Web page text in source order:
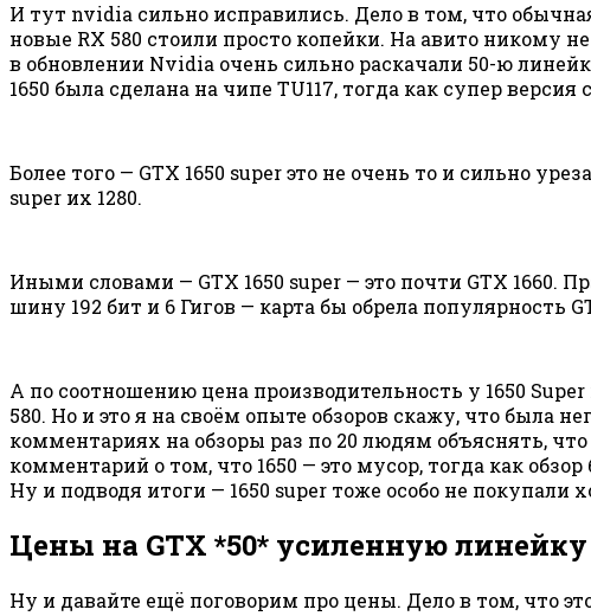
И тут nvidia сильно исправились. Дело в том, что
новые RX 580 стоили просто копейки. На авито никому
в обновлении Nvidia очень сильно раскачали 50-ю
1650 была сделана на чипе TU117, тогда как супер
Более того — GTX 1650 super это не очень то и сильно
super их 1280.
Иными словами — GTX 1650 super — это почти GTX 1660.
шину 192 бит и 6 Гигов — карта бы обрела популярность
А по соотношению цена производительность у 1650
580. Но и это я на своём опыте обзоров скажу, что была
комментариях на обзоры раз по 20 людям объяснять, что
комментарий о том, что 1650 — это мусор, тогда как
Ну и подводя итоги — 1650 super тоже особо не
Цены на GTX *50* усиленную линейку
Ну и давайте ещё поговорим про цены. Дело в том, что